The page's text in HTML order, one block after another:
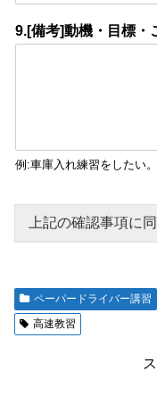
9.[備考]動機・目標・
例:車庫入れ練習をしたい
上記の確認事項に
ペーパードライバー講習
高速教習